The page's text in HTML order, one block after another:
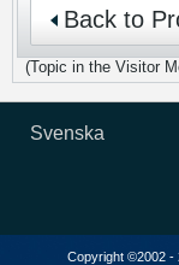
Back to
(Topic in the Visitor
Svenska
Copyright ©2002 -